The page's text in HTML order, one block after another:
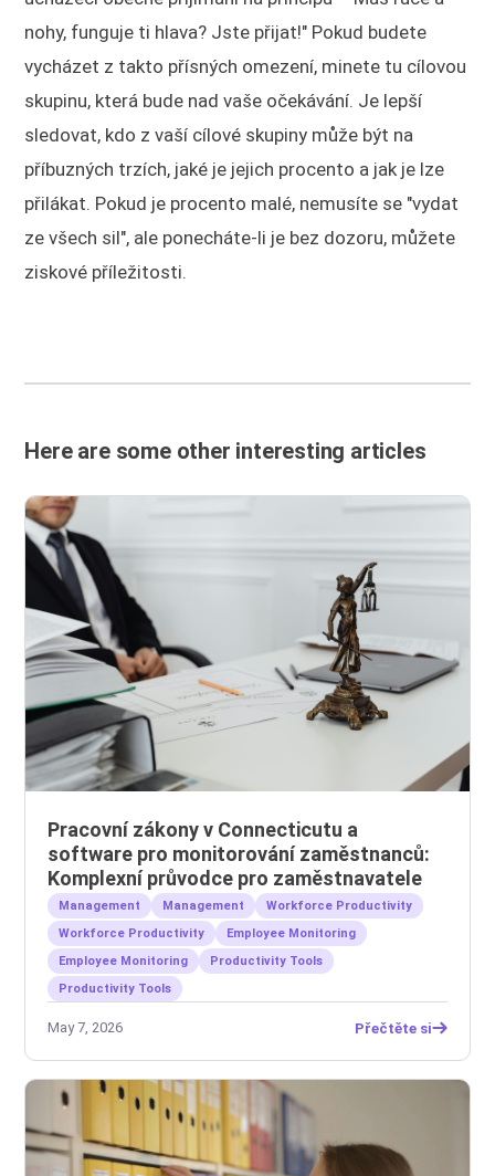
nohy, funguje ti hlava? Jste přijat!" Pokud budete
vycházet z takto přísných omezení, minete tu cílovou
skupinu, která bude nad vaše očekávání. Je lepší
sledovat, kdo z vaší cílové skupiny může být na
příbuzných trzích, jaké je jejich procento a jak je lze
přilákat. Pokud je procento malé, nemusíte se "vydat
ze všech sil", ale ponecháte-li je bez dozoru, můžete
ziskové příležitosti.
Here are some other interesting articles
Pracovní zákony v Connecticutu a
software pro monitorování zaměstnanců:
Komplexní průvodce pro zaměstnavatele
Management Management
Workforce Productivity
Workforce Productivity
Employee Monitoring
Employee Monitoring
Productivity Tools
Productivity Tools
May 7, 2026 Přečtěte si